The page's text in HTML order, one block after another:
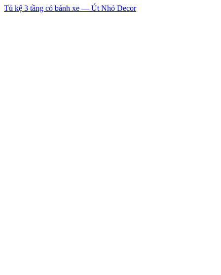
Tủ kệ 3 tầng có bánh xe — Út Nhỏ Decor